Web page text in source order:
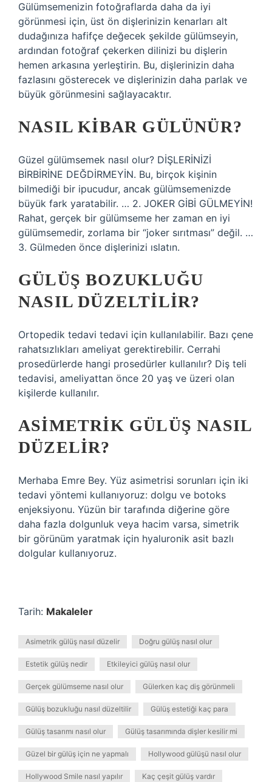
Gülümsemenizin fotoğraflarda daha da iyi
görünmesi için, üst ön dişlerinizin kenarları alt
dudağınıza hafifçe değecek şekilde gülümseyin,
ardından fotoğraf çekerken dilinizi bu dişlerin
hemen arkasına yerleştirin. Bu, dişlerinizin daha
fazlasını gösterecek ve dişlerinizin daha parlak ve
büyük görünmesini sağlayacaktır.
NASIL KIBAR GÜLÜNÜR?
Güzel gülümsemek nasıl olur? DİŞLERİNİZİ
BİRBİRİNE DEĞDİRMEYİN. Bu, birçok kişinin
bilmediği bir ipucudur, ancak gülümsemenizde
büyük fark yaratabilir. … 2. JOKER GİBİ GÜLMEYİN!
Rahat, gerçek bir gülümseme her zaman en iyi
gülümsemedir, zorlama bir “joker sırıtması” değil. …
3. Gülmeden önce dişlerinizi ıslatın.
GÜLÜŞ BOZUKLUĞU
NASIL DÜZELTILIR?
Ortopedik tedavi tedavi için kullanılabilir. Bazı çene
rahatsızlıkları ameliyat gerektirebilir. Cerrahi
prosedürlerde hangi prosedürler kullanılır? Diş teli
tedavisi, ameliyattan önce 20 yaş ve üzeri olan
kişilerde kullanılır.
ASIMETRIK GÜLÜŞ NASIL
DÜZELIR?
Merhaba Emre Bey. Yüz asimetrisi sorunları için iki
tedavi yöntemi kullanıyoruz: dolgu ve botoks
enjeksiyonu. Yüzün bir tarafında diğerine göre
daha fazla dolgunluk veya hacim varsa, simetrik
bir görünüm yaratmak için hyaluronik asit bazlı
dolgular kullanıyoruz.
Tarih: Makaleler
Asimetrik gülüş nasıl düzelir Doğru gülüş nasıl olur
Estetik gülüş nedir Etkileyici gülüş nasıl olur
Gerçek gülümseme nasıl olur Gülerken kaç diş görünmeli
Gülüş bozukluğu nasıl düzeltilir Gülüş estetiği kaç para
Gülüş tasarımı nasıl olur Gülüş tasarımında dişler kesilir mi
Güzel bir gülüş için ne yapmalı Hollywood gülüşü nasıl olur
Hollywood Smile nasıl yapılır Kaç çeşit gülüş vardır